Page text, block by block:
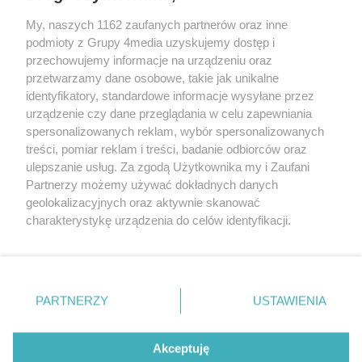
ciała strój.Warto przynieść własną
matę, koc lub duży ręcznik.21.06-
30.08.202610:00-11:00Wał
OkrężnyWstęp wolnyStudio Jogi
NAMATE
REKLAMA
Reklama Kontakt
Informacja o Nadawcy
Szukaj
My, naszych 1162 zaufanych partnerów oraz inne
podmioty z Grupy 4media uzyskujemy dostęp i
przechowujemy informacje na urządzeniu oraz
przetwarzamy dane osobowe, takie jak unikalne
identyfikatory, standardowe informacje wysyłane przez
urządzenie czy dane przeglądania w celu zapewniania
spersonalizowanych reklam, wybór spersonalizowanych
treści, pomiar reklam i treści, badanie odbiorców oraz
ulepszanie usług. Za zgodą Użytkownika my i Zaufani
Partnerzy możemy używać dokładnych danych
geolokalizacyjnych oraz aktywnie skanować
charakterystykę urządzenia do celów identyfikacji.
zmienić/wycofać klikając przycisk ustawień prywatności
znajdujący się w lewym dolnym rogu strony
. Niektóre
użytkownika, ale masz prawo sprzeciwić się takiemu
PARTNERZY USTAWIENIA
Akceptuję